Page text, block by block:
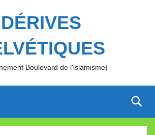
DÉRIVES
Boulevard de l'islamisme)